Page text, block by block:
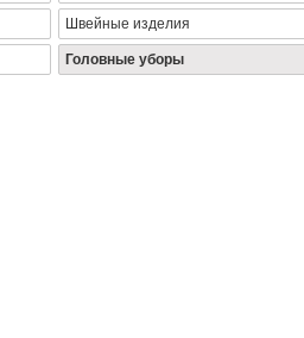
Швейные изделия
Головные уборы